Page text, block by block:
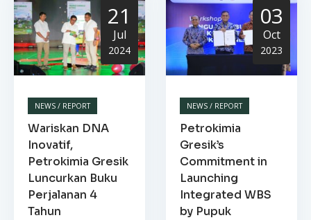
21
Jul
2024
NEWS / REPORT
Wariskan DNA
Inovatif,
Petrokimia Gresik
Luncurkan Buku
Perjalanan 4
Tahun
03
Oct
2023
NEWS / REPORT
Petrokimia
Gresik’s
Commitment in
Launching
Integrated WBS
by Pupuk